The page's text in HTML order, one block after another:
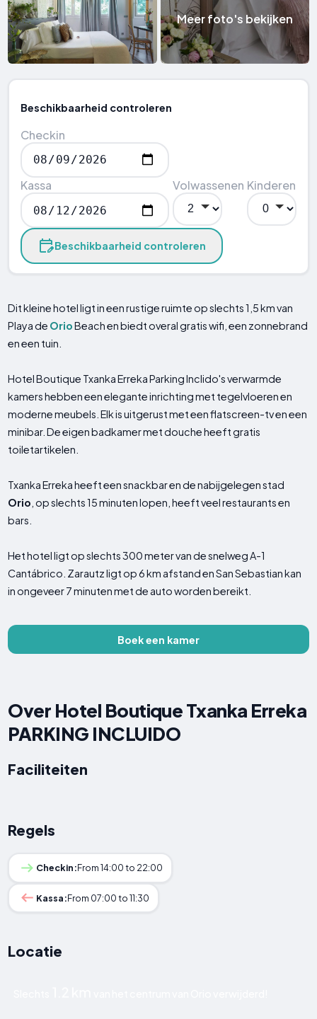
Meer foto's bekijken
Beschikbaarheid controleren
Checkin
Kassa Volwassenen Kinderen
Beschikbaarheid controleren
Dit kleine hotel ligt in een rustige ruimte op slechts 1,5 km van
Playa de OrioBeach en biedt overal gratis wifi, een zonnebrand
en een tuin.
Hotel Boutique Txanka Erreka Parking Inclido's verwarmde
kamers hebben een elegante inrichting met tegelvloeren en
moderne meubels. Elk is uitgerust met een flatscreen-tv en een
minibar. De eigen badkamer met douche heeft gratis
toiletartikelen.
Txanka Erreka heeft een snackbar en de nabijgelegen stad
Orio , op slechts 15 minuten lopen, heeft veel restaurants en
bars.
Het hotel ligt op slechts 300 meter van de snelweg A-1
Cantábrico. Zarautz ligt op 6 km afstand en San Sebastian kan
in ongeveer 7 minuten met de auto worden bereikt.
Boek een kamer
Over Hotel Boutique Txanka Erreka
PARKING INCLUIDO
Faciliteiten
Regels
Checkin:From 14:00 to 22:00
Kassa:From 07:00 to 11:30
Locatie